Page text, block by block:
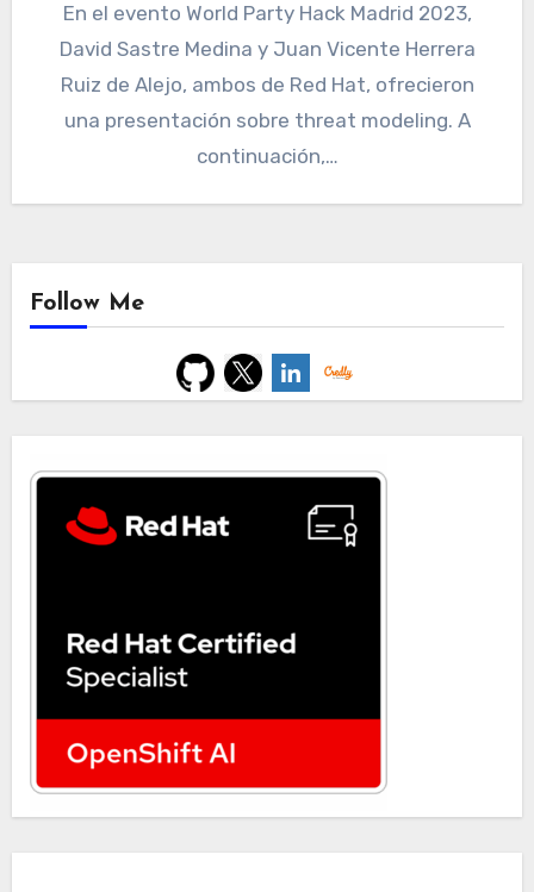
En el evento World Party Hack Madrid 2023,
David Sastre Medina y Juan Vicente Herrera
Ruiz de Alejo, ambos de Red Hat, ofrecieron
una presentación sobre threat modeling. A
continuación,…
Follow Me